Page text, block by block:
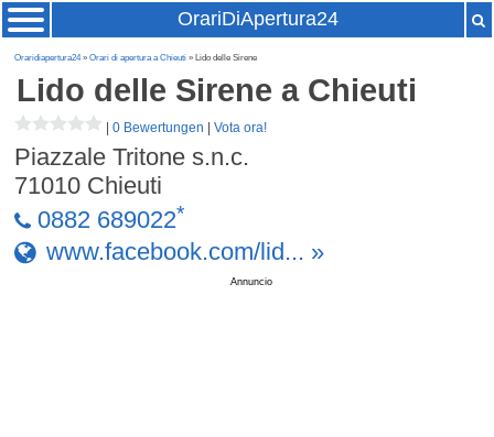
OrariDiApertura24
Oraridiapertura24»Orari di apertura a Chieuti » Lido delle Sirene
Lido delle Sirene a Chieuti
|0 Bewertungen |Vota ora!
Piazzale Tritone s.n.c.
71010 Chieuti
0882 689022*
www.facebook.com/lid... »
Annuncio